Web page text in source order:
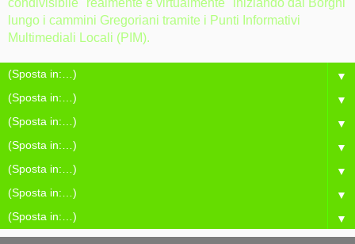
condivisibile "realmente e virtualmente" iniziando dai Borghi
lungo i cammini Gregoriani tramite i Punti Informativi
Multimediali Locali (PIM).
▼
▼
▼
▼
▼
▼
▼